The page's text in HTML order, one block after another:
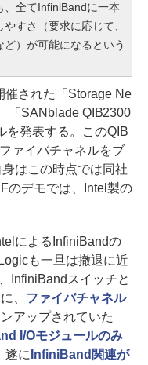
、全てInfiniBandに一本
すさ（要求に応じて、
）が可能になるという
された「Storage Ne
「SANblade QIB2300
を発表する。このQIB
ァイバチャネルをブ
はこの時点では同社
のデモでは、Intel製の
によるInfiniBandの
も一旦は撤退に近
InfiniBandスイッチと
、 ファイバチャネル
アップされていた
I/Oモジュールのみ
遂に InfiniBand関連が